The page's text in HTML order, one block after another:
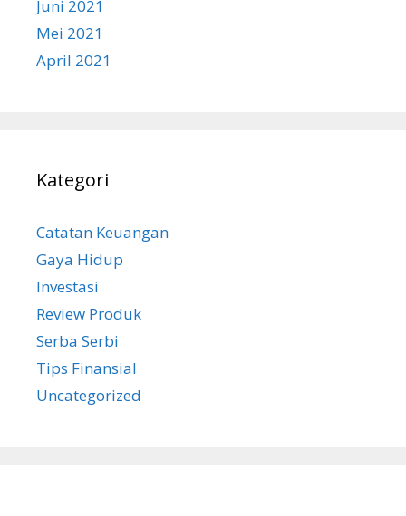
Juni 2021
Mei 2021
April 2021
Kategori
Catatan Keuangan
Gaya Hidup
Investasi
Review Produk
Serba Serbi
Tips Finansial
Uncategorized